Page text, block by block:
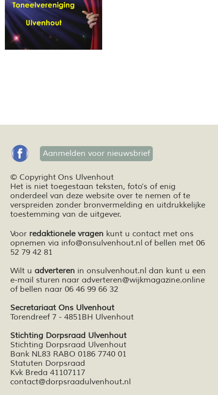
Aanmelden voor nieuwsbrief
© Copyright Ons Ulvenhout
Het is niet toegestaan teksten, foto’s of enig
onderdeel van deze website over te nemen of te
verspreiden zonder bronvermelding en uitdrukkelijke
toestemming van de uitgever.
Voor redaktionele vragen kunt u contact met ons
opnemen via info@onsulvenhout.nl of bellen met 06
52 79 42 81
Wilt u adverteren in onsulvenhout.nl dan kunt u een
e-mail sturen naar adverteren@wijkmagazine.online
of bellen naar 06 46 99 66 32
Secretariaat Ons Ulvenhout
Torendreef 7 - 4851BH Ulvenhout
Stichting Dorpsraad Ulvenhout
Stichting Dorpsraad Ulvenhout
Bank NL83 RABO 0186 7740 01
Statuten Dorpsraad
Kvk Breda 41107117
contact@dorpsraadulvenhout.nl